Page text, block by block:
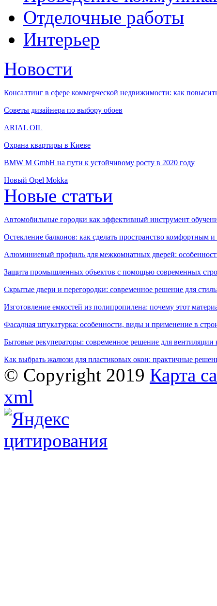
Отделочные работы
Интерьер
Новости
Консалтинг в сфере коммерческой недвижимости: как
Советы дизайнера по выбору обоев
ARIAL OIL
Охрана квартиры в Киеве
BMW M GmbH на пути к устойчивому росту в 2020 году
Новый Opel Mokka
Новые статьи
Автомобильные городки как эффективный инструмент
Остекление балконов: как сделать пространство комфортным
Алюминиевый профиль для межкомнатных дверей:
Защита промышленных объектов с помощью современных
Скрытые двери и перегородки: современное решение для
Изготовление емкостей из полипропилена: почему этот
Фасадная штукатурка: особенности, виды и применение в
Бытовые рекуператоры: современное решение для вентиляции
Как выбрать жалюзи для пластиковых окон: практичные
© Copyright 2019 Карта
xml